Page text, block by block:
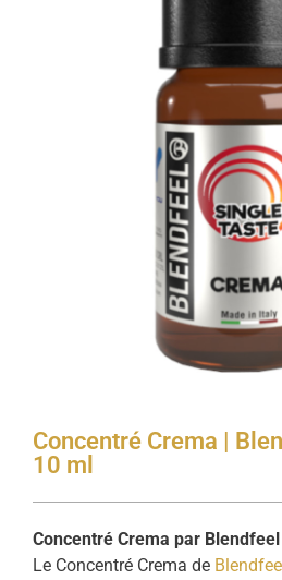
Concentré Crema |
10 ml
Concentré Crema par Blendfeel
Le Concentré Crema de